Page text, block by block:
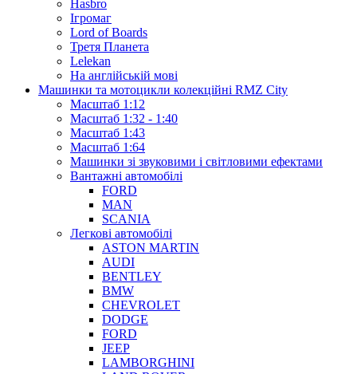
Hasbro
Ігромаг
Lord of Boards
Третя Планета
Lelekan
На англійській мові
Машинки та мотоцикли колекційні RMZ City
Масштаб 1:12
Масштаб 1:32 - 1:40
Масштаб 1:43
Масштаб 1:64
Машинки зі звуковими і світловими ефектами
Вантажні автомобілі
FORD
MAN
SCANIA
Легкові автомобілі
ASTON MARTIN
AUDI
BENTLEY
BMW
CHEVROLET
DODGE
FORD
JEEP
LAMBORGHINI